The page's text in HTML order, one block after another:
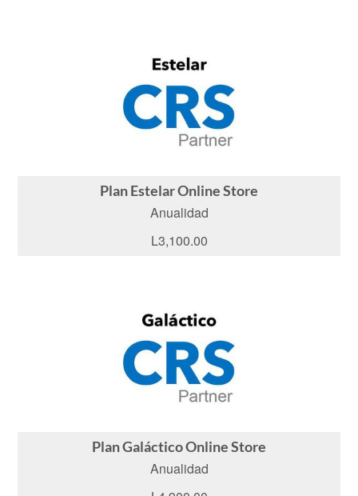
Plan Estelar Online Store
Anualidad
L3,100.00
Plan Galáctico Online Store
Anualidad